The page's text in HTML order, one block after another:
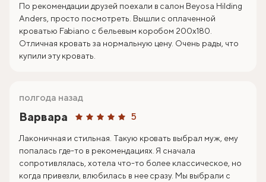
По рекомендации друзей поехали в салон Beyosa Hilding
Anders, просто посмотреть. Вышли с оплаченной
кроватью Fabiano с бельевым коробом 200х180.
Отличная кровать за нормальную цену. Очень рады, что
купили эту кровать.
Варвара 5
полгода назад
Лаконичная и стильная. Такую кровать выбрал муж, ему
попалась где-то в рекомендациях. Я сначала
сопротивлялась, хотела что-то более классическое, но
когда привезли, влюбилась в нее сразу. Мы выбрали с